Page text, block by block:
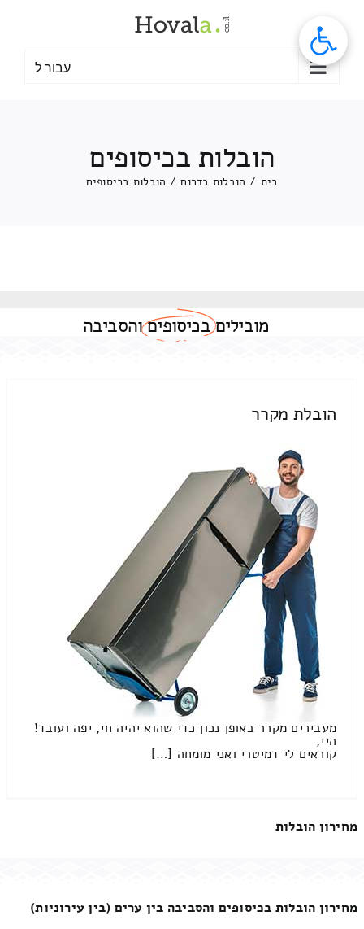
עבור ל
הובלות בכיסופים
בית / הובלות בדרום / הובלות בכיסופים
מוביליםבכיסופיםוהסביבה
הובלת מקרר
מעבירים מקרר באופן נכון כדי שהוא יהיה חי, יפה ועובד!
היי,
קוראים לי דמיטרי ואני מומחה […]
מחירון הובלות
מחירון הובלות בכיסופים והסביבה בין ערים (בין עירוניות)